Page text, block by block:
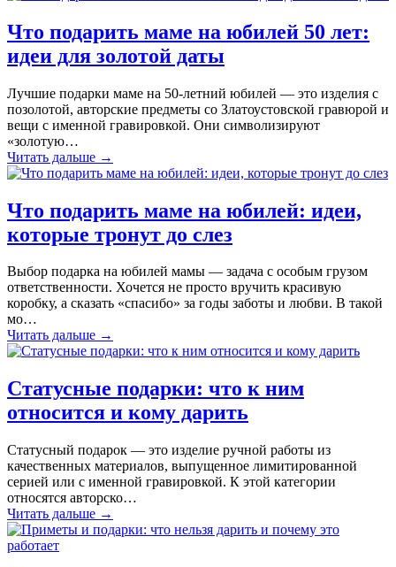
Что подарить маме на юбилей 50 лет:
идеи для золотой даты
Лучшие подарки маме на 50-летний юбилей — это изделия с
позолотой, авторские предметы со Златоустовской гравюрой и
вещи с именной гравировкой. Они символизируют
«золотую…
Читать дальше →
Что подарить маме на юбилей: идеи,
которые тронут до слез
Выбор подарка на юбилей мамы — задача с особым грузом
ответственности. Хочется не просто вручить красивую
коробку, а сказать «спасибо» за годы заботы и любви. В такой
мо…
Читать дальше →
Статусные подарки: что к ним
относится и кому дарить
Статусный подарок — это изделие ручной работы из
качественных материалов, выпущенное лимитированной
серией или с именной гравировкой. К этой категории
относятся авторско…
Читать дальше →